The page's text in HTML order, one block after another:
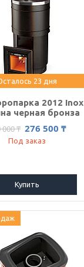
23 дня
2012 Inox
черная бронза
000 ₸ 276 500 ₸
Под заказ
Купить